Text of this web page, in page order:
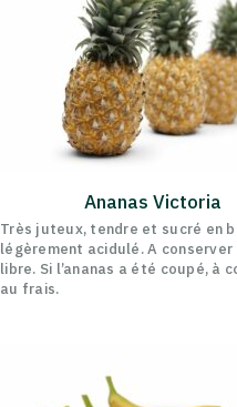
Ananas Victoria
Très juteux, tendre et sucré en
légèrement acidulé. A conserver
libre. Si l’ananas a été coupé, à
au frais.